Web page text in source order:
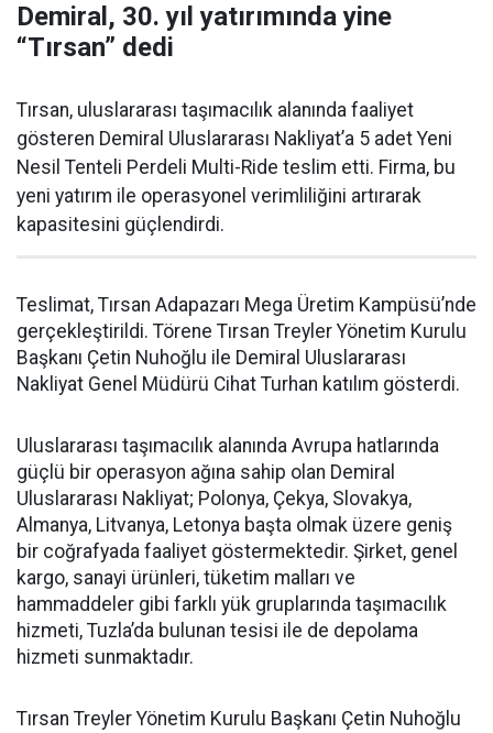
Demiral, 30. yıl yatırımında yine
“Tırsan” dedi
Tırsan, uluslararası taşımacılık alanında faaliyet
gösteren Demiral Uluslararası Nakliyat’a 5 adet Yeni
Nesil Tenteli Perdeli Multi-Ride teslim etti. Firma, bu
yeni yatırım ile operasyonel verimliliğini artırarak
kapasitesini güçlendirdi.
Teslimat, Tırsan Adapazarı Mega Üretim Kampüsü’nde
gerçekleştirildi. Törene Tırsan Treyler Yönetim Kurulu
Başkanı Çetin Nuhoğlu ile Demiral Uluslararası
Nakliyat Genel Müdürü Cihat Turhan katılım gösterdi.
Uluslararası taşımacılık alanında Avrupa hatlarında
güçlü bir operasyon ağına sahip olan Demiral
Uluslararası Nakliyat; Polonya, Çekya, Slovakya,
Almanya, Litvanya, Letonya başta olmak üzere geniş
bir coğrafyada faaliyet göstermektedir. Şirket, genel
kargo, sanayi ürünleri, tüketim malları ve
hammaddeler gibi farklı yük gruplarında taşımacılık
hizmeti, Tuzla’da bulunan tesisi ile de depolama
hizmeti sunmaktadır.
Tırsan Treyler Yönetim Kurulu Başkanı Çetin Nuhoğlu